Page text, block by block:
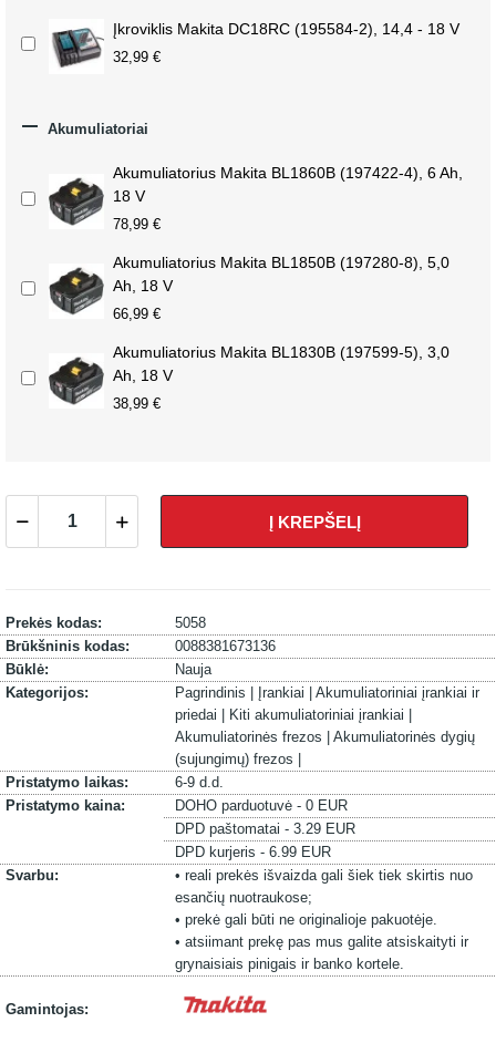
Įkroviklis Makita DC18RC (195584-2), 14,4 - 18 V
32,99 €
 Akumuliatoriai
Akumuliatorius Makita BL1860B (197422-4), 6 Ah,
18 V
78,99 €
Akumuliatorius Makita BL1850B (197280-8), 5,0
Ah, 18 V
66,99 €
Akumuliatorius Makita BL1830B (197599-5), 3,0
Ah, 18 V
38,99 €
Į KREPŠELĮ
Prekės kodas:
5058
Brūkšninis kodas:
0088381673136
Būklė:
Nauja
Kategorijos:
Pagrindinis | Įrankiai | Akumuliatoriniai įrankiai ir
priedai |
Kiti akumuliatoriniai įrankiai |
Akumuliatorinės frezos | Akumuliatorinės dygių
(sujungimų) frezos |
Pristatymo laikas:
6-9 d.d.
Pristatymo kaina:
DOHO parduotuvė - 0 EUR
DPD paštomatai - 3.29 EUR
DPD kurjeris - 6.99 EUR
Svarbu:
• reali prekės išvaizda gali šiek tiek skirtis nuo
esančių nuotraukose;
• prekė gali būti ne originalioje pakuotėje.
• atsiimant prekę pas mus galite atsiskaityti ir
grynaisiais pinigais ir banko kortele.
Gamintojas: